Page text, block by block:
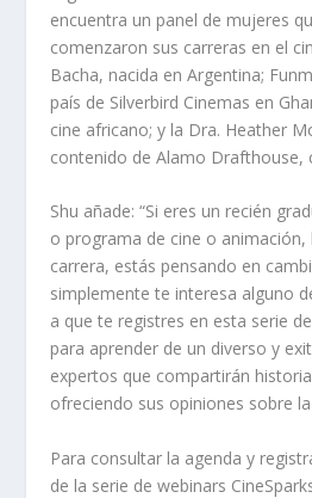
encuentra un panel de mujeres
comenzaron sus carreras en el
Bacha, nacida en Argentina;
país de Silverbird Cinemas en
cine africano; y la Dra. Heather
contenido de Alamo Drafthouse,
Shu añade: “Si eres un recién
o programa de cine o animación,
carrera, estás pensando en
simplemente te interesa alguno
a que te registres en esta serie
para aprender de un diverso y
expertos que compartirán
ofreciendo sus opiniones sobre
Para consultar la agenda y
de la serie de webinars